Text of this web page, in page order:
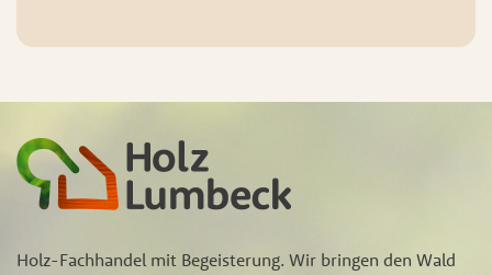
Holz-Fachhandel mit Begeisterung. Wir bringen den Wald